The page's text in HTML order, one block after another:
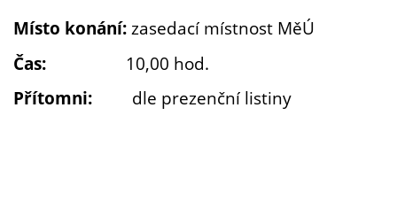
Místo konání: zasedací místnost MěÚ
Čas: 10,00 hod.
Přítomni: dle prezenční listiny